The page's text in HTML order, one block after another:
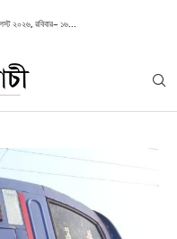
২০২৬, রবিবার– ১৬...